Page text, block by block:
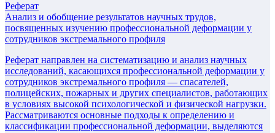
Реферат
Анализ и обобщение результатов научных трудов,
посвященных изучению профессиональной деформации у
сотрудников экстремального профиля
Реферат направлен на систематизацию и анализ научных
исследований, касающихся профессиональной деформации у
сотрудников экстремального профиля — спасателей,
полицейских, пожарных и других специалистов, работающих
в условиях высокой психологической и физической нагрузки.
Рассматриваются основные подходы к определению и
классификации профессиональной деформации, выделяются